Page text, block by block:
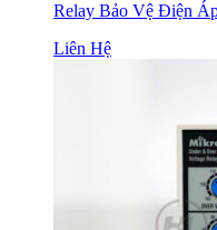
Relay Bảo Vệ Điện
Liên Hệ